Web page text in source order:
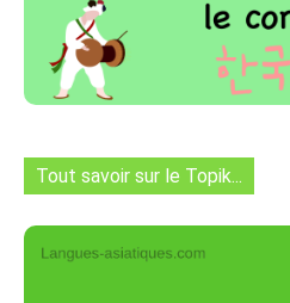
Tout savoir sur le Topik...